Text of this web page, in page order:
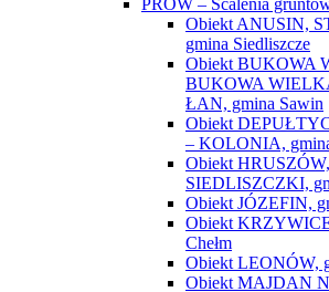
PROW – Scalenia
Obiekt ANUSIN,
gmina Siedliszcze
Obiekt BUKOWA
BUKOWA
ŁAN, gmina Sawin
Obiekt
– KOLONIA,
Obiekt
SIEDLISZCZKI,
Obiekt JÓZEFIN,
Obiekt
Chełm
Obiekt LEONÓW,
Obiekt MAJDAN